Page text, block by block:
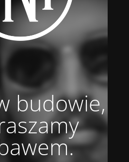
budowie,